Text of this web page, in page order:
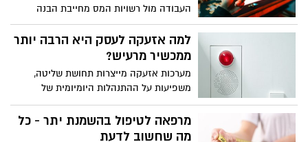
מיסוי וניהול החיסכון.
העבודה מול רשויות המס מחייבת הבנה
עמוקה של פרוטוקולים מבוזרים, וזו הסיבה
שכל אישור דוח שנתי דורש כיום מעורבות של
רואה חשבון קריפטו שמבין בקוד לא פחות
למה אזעקה לעסק היא הרבה יותר
ממכשיר מרעיש?
מערכות אזעקה מייצרות תחושת שליטה,
משפיעות על ההתנהלות היומיומית של
עובדים, מחזקות אמון מול לקוחות, מצמצמות
הפסדים סמויים ומאפשרות לבעלי עסקים
להתעסק בצמיחה.
מרפאה לטיפול בהשמנת יתר - כל
מה שחשוב לדעת